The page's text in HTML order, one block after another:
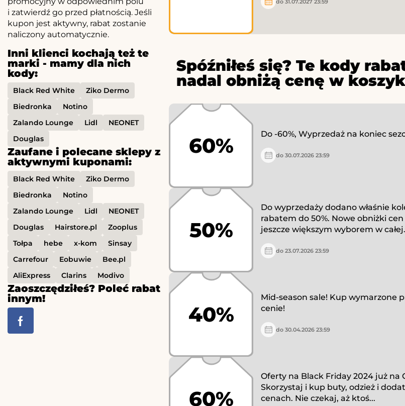
i zatwierdź go przed płatnością. Jeśli
kupon jest aktywny, rabat zostanie
naliczony automatycznie.
Inni klienci kochają też te
marki - mamy dla nich
kody:
Black Red White
Ziko Dermo
Biedronka
Notino
Zalando Lounge
Lidl
NEONET
Douglas
Zaufane i polecane sklepy z
aktywnymi kuponami:
Black Red White
Ziko Dermo
Biedronka
Notino
Zalando Lounge
Lidl
NEONET
Douglas
Hairstore.pl
Zooplus
Tołpa
hebe x-kom
Sinsay
Carrefour
Eobuwie
Bee.pl
AliExpress
Clarins Modivo
Zaoszczędziłeś? Poleć rabat
innym!
Spóźniłeś się? Te kody
nadal obniżą cenę w
60% Do -60%, Wyprzedaż na koniec
do 30.07.2026 23:59
50%
Do wyprzedaży dodano właśnie
rabatem do 50%. Nowe obniżki
jeszcze większym wyborem w
do 23.07.2026 23:59
40%
Mid-season sale! Kup wymarzone
cenie!
do 30.04.2026 23:59
60%
Oferty na Black Friday 2024 już na
Skorzystaj i kup buty, odzież i
cenach. Nie czekaj, aż ktoś...